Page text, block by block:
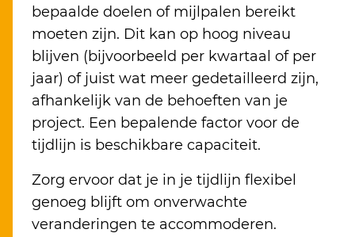
bepaalde doelen of mijlpalen bereikt
moeten zijn. Dit kan op hoog niveau
blijven (bijvoorbeeld per kwartaal of per
jaar) of juist wat meer gedetailleerd zijn,
afhankelijk van de behoeften van je
project. Een bepalende factor voor de
tijdlijn is beschikbare capaciteit.
Zorg ervoor dat je in je tijdlijn flexibel
genoeg blijft om onverwachte
veranderingen te accommoderen.